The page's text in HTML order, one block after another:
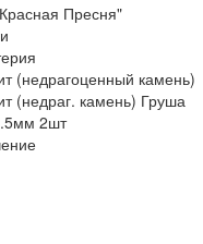
Пресня"
(недрагоценный камень)
(недраг. камень) Груша
2шт